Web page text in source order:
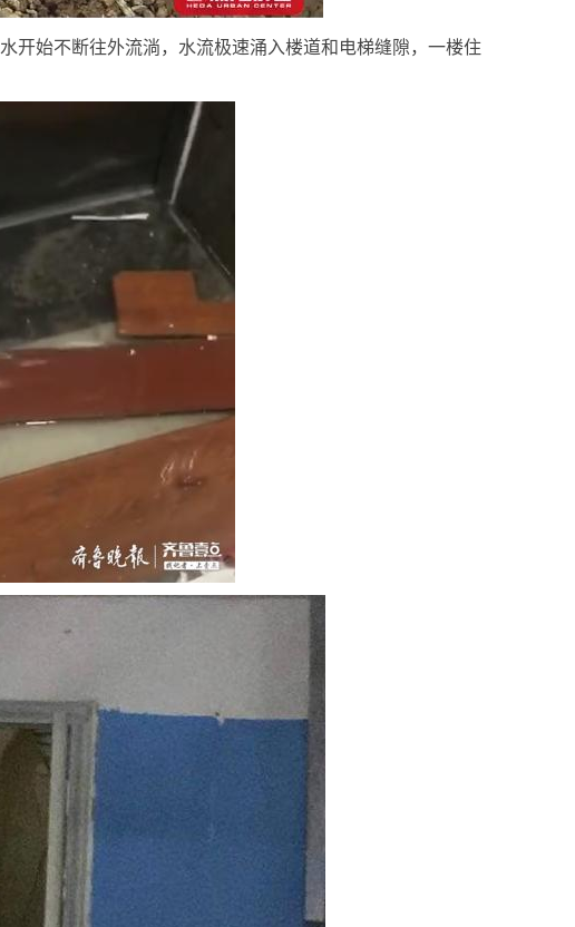
开始不断往外流淌，水流极速涌入楼道和电梯缝隙，一楼住